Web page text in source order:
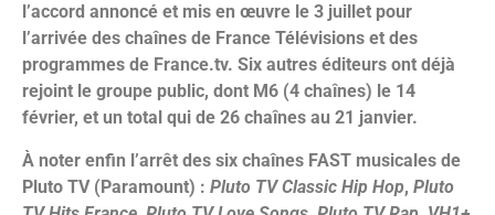
l’accord annoncé et mis en œuvre le 3 juillet pour
l’arrivée des chaînes de France Télévisions et des
programmes de France.tv. Six autres éditeurs ont déjà
rejoint le groupe public, dont M6 (4 chaînes) le 14
février, et un total qui de 26 chaînes au 21 janvier.
À noter enfin l’arrêt des six chaînes FAST musicales de
Pluto TV (Paramount) : Pluto TV Classic Hip Hop, Pluto